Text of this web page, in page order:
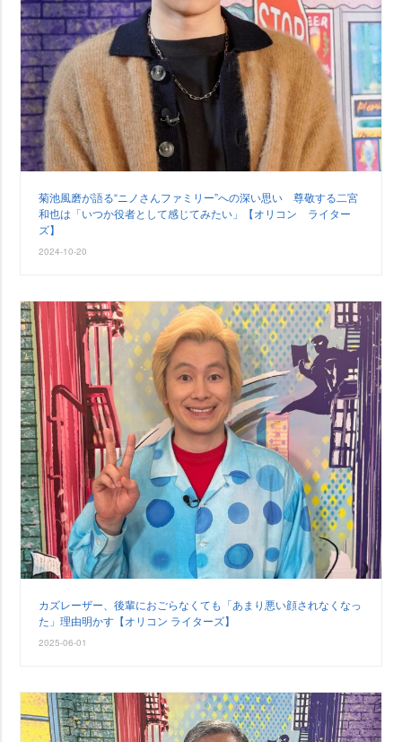
菊池風磨が語る“ニノさんファミリー”への深い思い 尊敬する二宮
和也は「いつか役者として感じてみたい」【オリコン ライター
ズ】
2024-10-20
カズレーザー、後輩におごらなくても「あまり悪い顔されなくなっ
た」理由明かす【オリコン ライターズ】
2025-06-01